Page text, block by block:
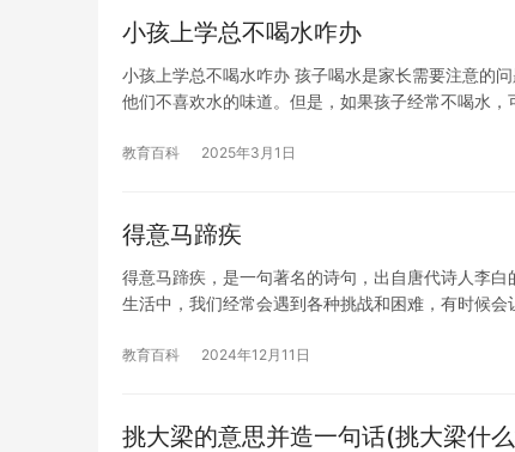
小孩上学总不喝水咋办
小孩上学总不喝水咋办 孩子喝水是家长需要注意的
他们不喜欢水的味道。但是，如果孩子经常不喝水
教育百科 2025年3月1日
得意马蹄疾
得意马蹄疾，是一句著名的诗句，出自唐代诗人李
生活中，我们经常会遇到各种挑战和困难，有时候
教育百科 2024年12月11日
挑大梁的意思并造一句话(挑大梁什